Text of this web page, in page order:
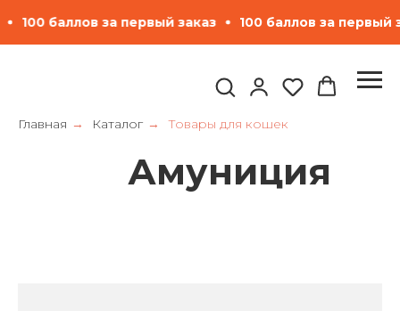
100 баллов за первый заказ 100 баллов за
Главная → Каталог → Товары для кошек
Амуниция